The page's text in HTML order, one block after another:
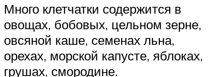
Много клетчатки содержится в
овощах, бобовых, цельном зерне,
овсяной каше, семенах льна,
орехах, морской капусте, яблоках,
грушах, смородине.